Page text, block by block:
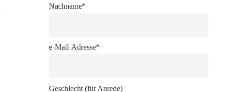
Nachname*
e-Mail-Adresse*
Geschlecht (für Anrede)